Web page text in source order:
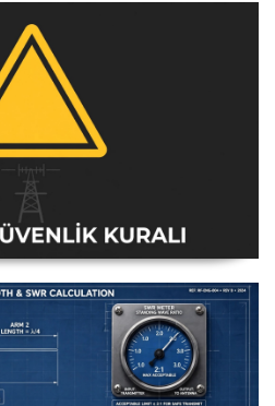
Güvenlik Talimatı [18 Kritik